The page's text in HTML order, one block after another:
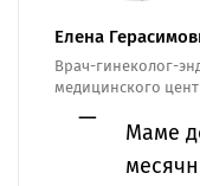
Елена
Врач-гинеколог-
медицинского
Маме